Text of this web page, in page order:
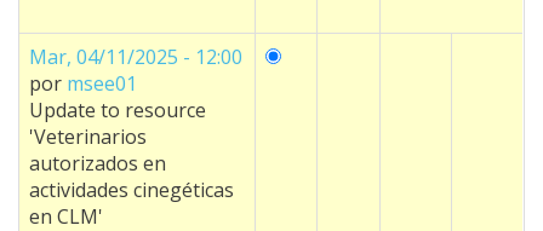
Mar, 04/11/2025 - 12:00
por msee01
Update to resource
'Veterinarios
autorizados en
actividades cinegéticas
en CLM'